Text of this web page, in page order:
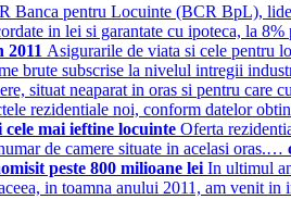
Banca pentru Locuinte (BCR BpL),
in lei si garantate cu ipoteca, la
2011 Asigurarile de viata si cele pentru
brute subscrise la nivelul intregii
situat neaparat in oras si pentru care
rezidentiale noi, conform datelor
mai ieftine locuinte Oferta
de camere situate in acelasi oras.…
peste 800 milioane lei In ultimul
in toamna anului 2011, am venit